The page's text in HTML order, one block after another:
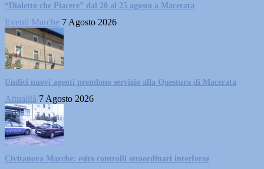
“Dialetto che Piacere” dal 20 al 25 agosto a Macerata
Eventi Marche 7 Agosto 2026
Undici nuovi agenti prendono servizio alla Questura di Macerata
Attualità 7 Agosto 2026
Civitanova Marche: esito controlli straordinari interforze